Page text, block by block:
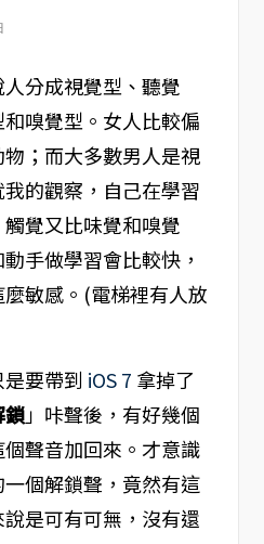
分成視覺型、聽覺
嗅覺型。女人比較偏
；而大多數男人是視
的觀察，自己在學習
覺又比味覺和嗅覺
手做學習會比較快，
敏感。(電梯裡有人放
要帶到 iOS 7 拿掉了
鎖」咔聲後，有好幾個
聲音加回來。才意識
個解鎖聲，竟然有這
是可有可無，沒有還